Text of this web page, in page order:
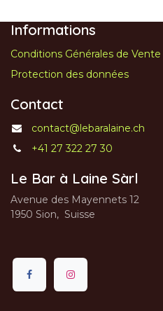
Informations
Conditions Générales de Vente
Protection des données
Contact
contact@lebaralaine.ch
+41 27 322 27 30
Le Bar à Laine Sàrl
Avenue des Mayennets 12
1950 Sion, Suisse